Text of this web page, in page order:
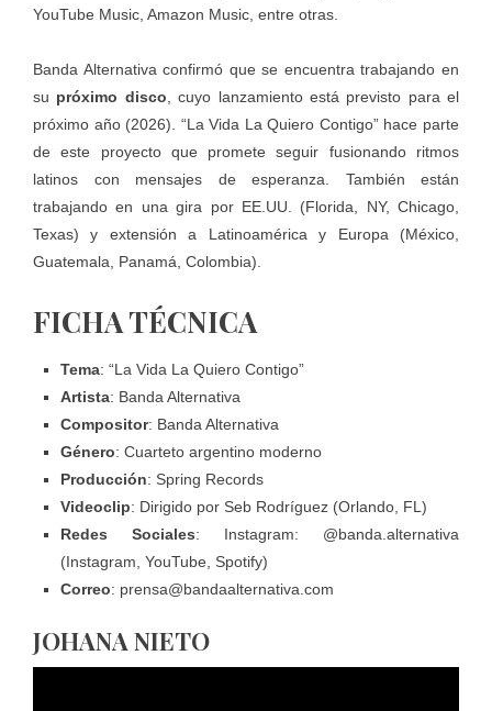
YouTube Music, Amazon Music, entre otras.
Banda Alternativa confirmó que se encuentra trabajando en
su próximo disco , cuyo lanzamiento está previsto para el
próximo año (2026). “La Vida La Quiero Contigo” hace parte
de este proyecto que promete seguir fusionando ritmos
latinos con mensajes de esperanza. También están
trabajando en una gira por EE.UU. (Florida, NY, Chicago,
Texas) y extensión a Latinoamérica y Europa (México,
Guatemala, Panamá, Colombia).
FICHA TÉCNICA
Tema: “La Vida La Quiero Contigo”
Artista: Banda Alternativa
Compositor: Banda Alternativa
Género: Cuarteto argentino moderno
Producción: Spring Records
Videoclip: Dirigido por Seb Rodríguez (Orlando, FL)
Redes Sociales: Instagram: @banda.alternativa
(Instagram, YouTube, Spotify)
Correo: prensa@bandaalternativa.com
JOHANA NIETO